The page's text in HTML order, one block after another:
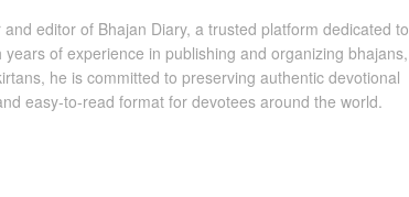
editor of Bhajan Diary, a trusted platform dedicated to
of experience in publishing and organizing bhajans,
he is committed to preserving authentic devotional
easy-to-read format for devotees around the world.